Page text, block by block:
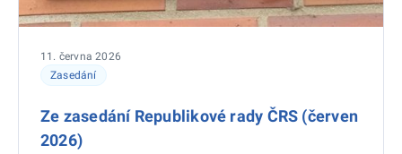
Zasedání
11. června 2026
Ze zasedání Republikové rady ČRS (červen
2026)